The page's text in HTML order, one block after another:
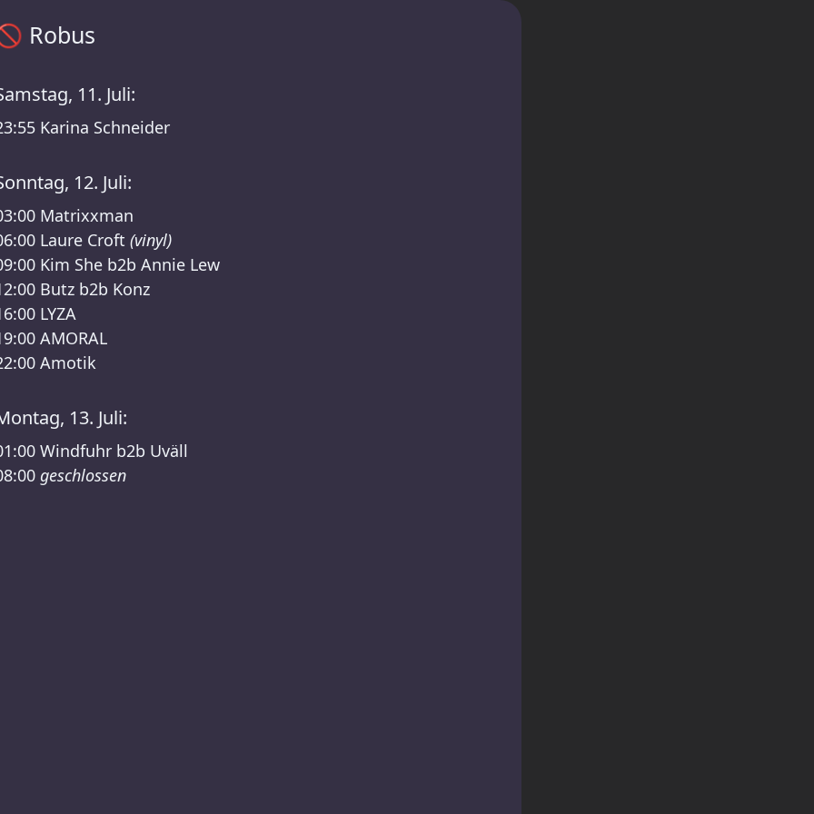
Zeitplan – HEISSS FOUR YEARS /RSO Lineup
Robus
11. Juli:
Karina Schneider
12. Juli:
Matrixxman
Laure Croft (vinyl)
Kim She b2b Annie Lew
Butz b2b Konz
LYZA
AMORAL
Amotik
13. Juli:
Windfuhr b2b Uväll
geschlossen